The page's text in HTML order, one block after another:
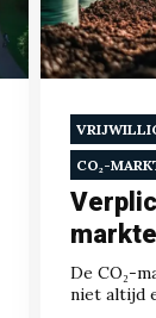
CO₂-
De CO₂-
niet altijd